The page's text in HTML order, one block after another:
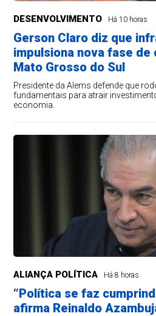
DESENVOLVIMENTO Há 10 horas
Gerson Claro diz que
impulsiona nova fase
Mato Grosso do Sul
Presidente da Alems defende que
fundamentais para atrair
economia.
ALIANÇA POLÍTICA Há 8 horas
“Política se faz
afirma Reinaldo